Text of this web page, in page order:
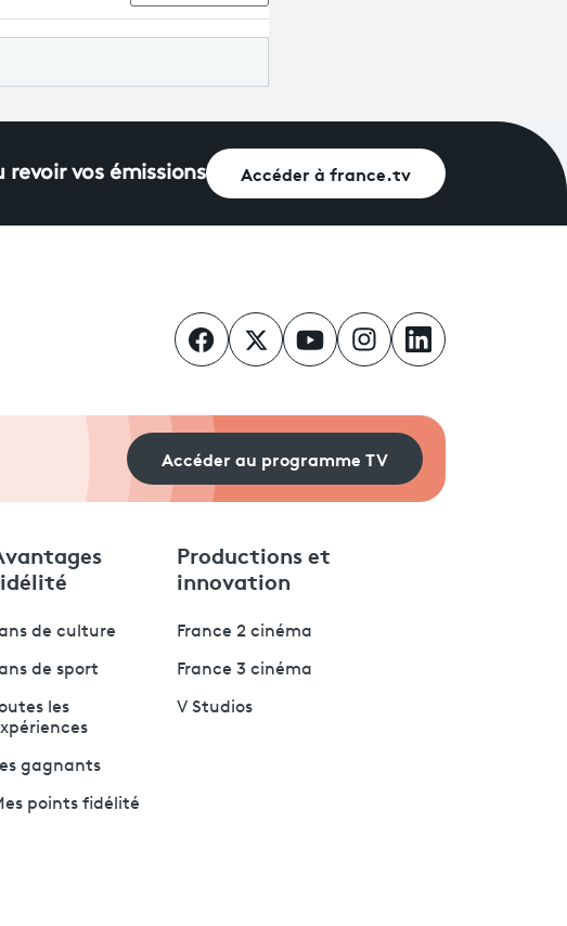
revoir vos émissions Accéder à france.tv
Accéder au programme TV
de culture
de sport
les
gagnants
points fidélité
Productions et
innovation
France 2 cinéma
France 3 cinéma
V Studios